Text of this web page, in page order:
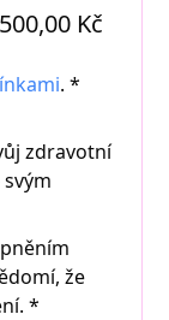
Kč
. *
zdravotní
že
*